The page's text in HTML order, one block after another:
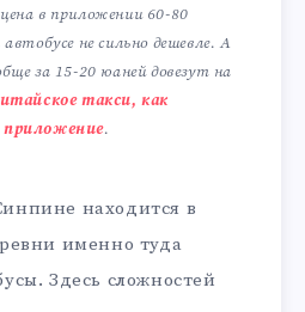
в приложении 60-80
не сильно дешевле. А
за 15-20 юаней довезут на
такси, как
приложение.
находится в
именно туда
Здесь сложностей